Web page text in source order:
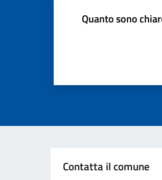
Quanto sono
Contatta il comune